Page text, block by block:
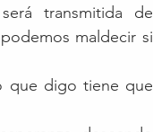
transmitida de
maldecir si
que digo tiene que